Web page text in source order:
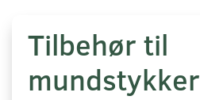
Tilbehør til
mundstykker